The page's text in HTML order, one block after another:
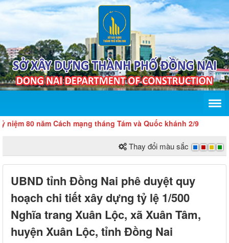
80 năm Cách mạng tháng Tám và Quốc khánh 2/9
Thay đổi màu sắc
UBND tỉnh Đồng Nai phê duyệt quy
hoạch chi tiết xây dựng tỷ lệ 1/500
Nghĩa trang Xuân Lộc, xã Xuân Tâm,
huyện Xuân Lộc, tỉnh Đồng Nai